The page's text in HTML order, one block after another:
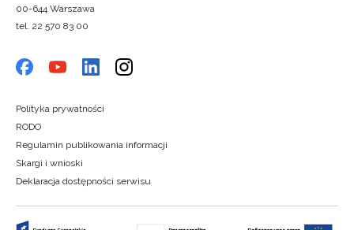
00-644 Warszawa
tel. 22 570 83 00
Polityka prywatności
RODO
Regulamin publikowania informacji
Skargi i wnioski
Deklaracja dostępności serwisu